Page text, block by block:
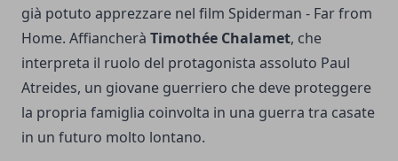
già potuto apprezzare nel film Spiderman - Far from
Home. Affiancherà Timothée Chalamet, che
interpreta il ruolo del protagonista assoluto Paul
Atreides, un giovane guerriero che deve proteggere
la propria famiglia coinvolta in una guerra tra casate
in un futuro molto lontano.